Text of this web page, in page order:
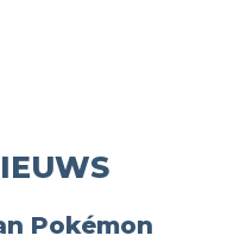
Pokémon